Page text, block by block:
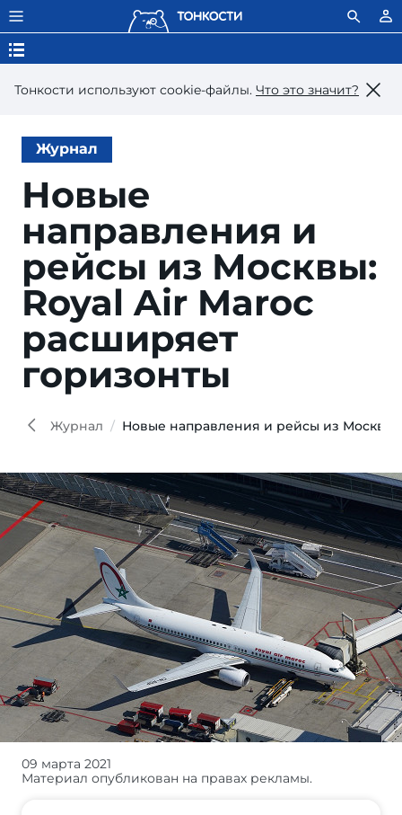
Тонкости используют сookie-файлы. Что это значит?
Журнал
Новые
направления и
рейсы из Москвы:
Royal Air Maroc
расширяет
горизонты
Журнал Новые направления и рейсы из Москвы:
Мир
изменился,
09 марта 2021
Материал опубликован на правах рекламы.